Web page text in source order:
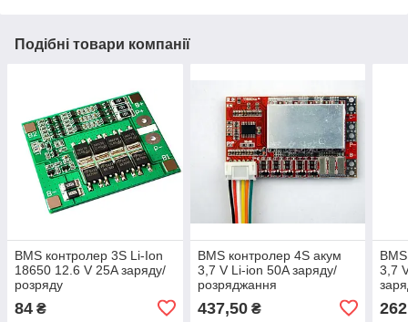
Подібні товари компанії
BMS контролер 3S Li-Ion
18650 12.6 V 25A заряду/
розряду
84 ₴
BMS контролер 4S акум
3,7 V Li-ion 50A заряду/
розряджання
437,50₴
3,7